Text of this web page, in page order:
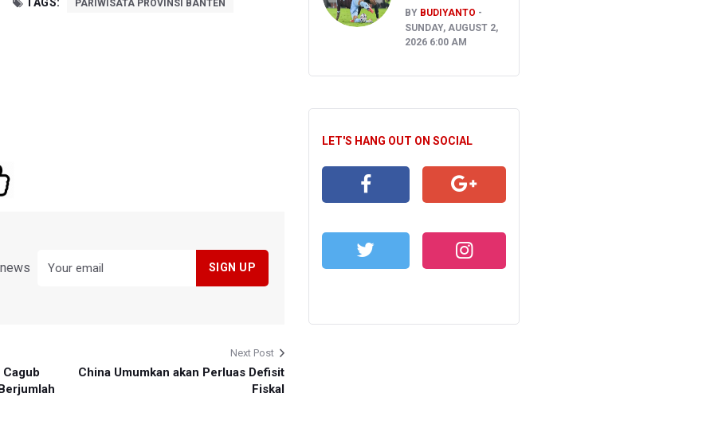
PARIWISATA PROVINSI BANTEN
Next Post
China Umumkan akan Perluas Defisit
Fiskal
BY BUDIYANTO
SUNDAY, AUGUST 2,
2026 6:00 AM
LET'S HANG OUT ON SOCIAL